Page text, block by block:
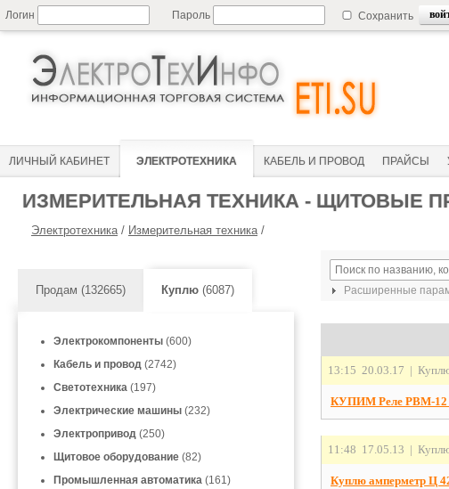
Логин Пароль Сохранить
ЛИЧНЫЙ КАБИНЕТ ЭЛЕКТРОТЕХНИКА КАБЕЛЬ И ПРОВОД ПРАЙСЫ
ИЗМЕРИТЕЛЬНАЯ ТЕХНИКА - ЩИТОВЫЕ
Электротехника/ Измерительная техника/
Продам (132665) Куплю (6087)
Электрокомпоненты (600)
Кабель и провод (2742)
Светотехника (197)
Электрические машины (232)
Электропривод (250)
Щитовое оборудование (82)
Промышленная автоматика (161)
Расширенные
13:15 20.03.17 |
КУПИМ Реле РВМ-12
11:48 17.05.13 |
Куплю амперметр Ц